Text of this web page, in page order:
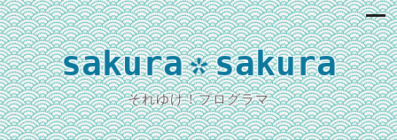
sakura*sakura
それゆけ！プログラマ